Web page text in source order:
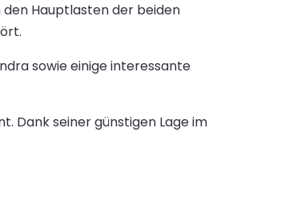
Hauptlasten der beiden
sowie einige interessante
Dank seiner günstigen Lage im